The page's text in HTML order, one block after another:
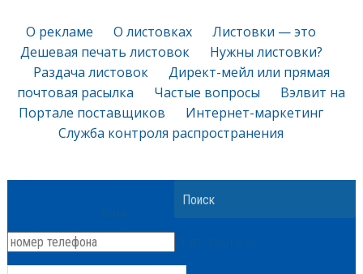
О рекламе О листовках
Листовки — это
Дешевая печать листовок
Нужны листовки?
Раздача листовок
Директ-мейл или прямая
почтовая расылка
Частые вопросы
Вэлвит на
Портале поставщиков
Интернет-маркетинг
Служба контроля распространения